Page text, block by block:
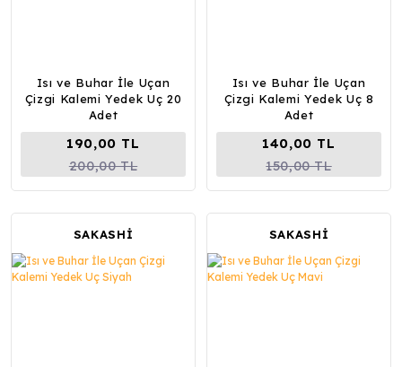
Isı ve Buhar İle Uçan
Çizgi Kalemi Yedek Uç 20
Adet
190,00 TL
200,00 TL
Isı ve Buhar İle Uçan
Çizgi Kalemi Yedek Uç 8
Adet
140,00 TL
150,00 TL
SAKASHİ SAKASHİ